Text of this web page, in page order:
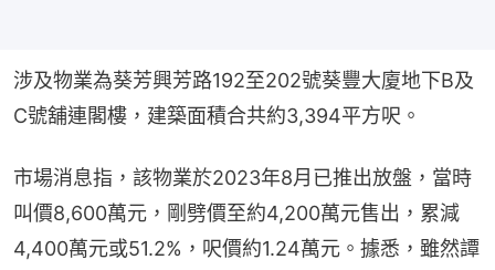
涉及物業為葵芳興芳路192至202號葵豐大廈地下B及
C號舖連閣樓，建築面積合共約3,394平方呎。
市場消息指，該物業於2023年8月已推出放盤，當時
叫價8,600萬元，剛劈價至約4,200萬元售出，累減
4,400萬元或51.2%，呎價約1.24萬元。據悉，雖然譚